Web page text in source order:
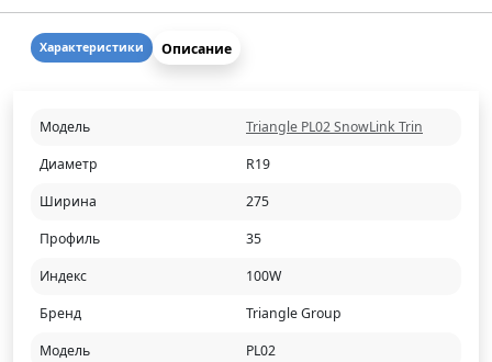
Характеристики Описание
Модель
Triangle PL02 SnowLink Trin
Диаметр
R19
Ширина
275
Профиль
35
Индекс
100W
Бренд
Triangle Group
Модель
PL02